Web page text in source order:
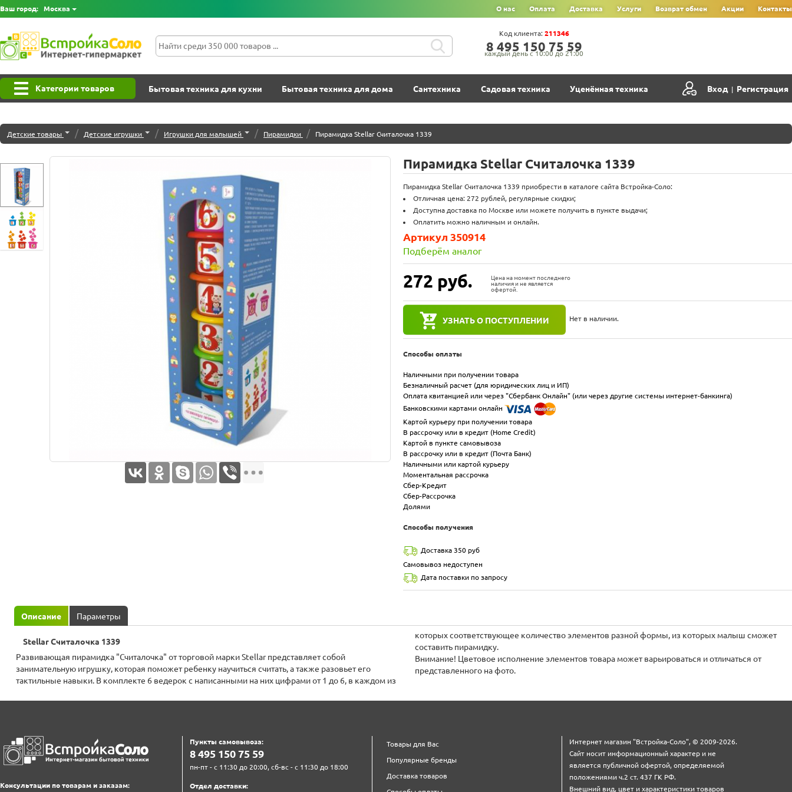
Ваш город: Москва О нас Оплата Доставка Услуги Возврат обмен Акции Контакты
8‍ 4‍9‍5‍ 1‍5‍0‍ 7‍5‍ 5‍9‍
каждый день с 10:00 до 21:00
Код клиента: 211346
Категории товаров Бытовая техника для кухни Бытовая техника для дома Сантехника Садовая техника Уценённая техника Вход | Регистрация
Детские товары / Детские игрушки / Игрушки для малышей / Пирамидки / Пирамидка Stellar Считалочка 1339
Пирамидка Stellar Считалочка 1339
Пирамидка Stellar Считалочка 1339 приобрести в каталоге сайта Встройка-Соло:
Отличная цена: 272 рублей, регулярные скидки;
Доступна доставка по Москве или можете получить в пункте выдачи;
Оплатить можно наличным и онлайн.
272 руб.
Цена на момент последнего
наличия и не является
офертой.
УЗНАТЬ О ПОСТУПЛЕНИИ Нет в наличии.
Артикул 350914
Подберём аналог
Способы оплаты
Наличными при получении товара
Безналичный расчет (для юридических лиц и ИП)
Оплата квитанцией или через "Сбербанк Онлайн" (или через другие системы интернет-банкинга)
Банковскими картами онлайн
Картой курьеру при получении товара
В рассрочку или в кредит (Home Credit)
Картой в пункте самовывоза
В рассрочку или в кредит (Почта Банк)
Наличными или картой курьеру
Моментальная рассрочка
Сбер-Кредит
Сбер-Рассрочка
Долями
Способы получения
Доставка 350 руб
Самовывоз недоступен
Дата поставки по запросу
Описание Параметры
Stellar Считалочка 1339
Развивающая пирамидка "Считалочка" от торговой марки Stellar представляет собой
занимательную игрушку, которая поможет ребенку научиться считать, а также разовьет его
тактильные навыки. В комплекте 6 ведерок с написанными на них цифрами от 1 до 6, в каждом из
которых соответствующее количество элементов разной формы, из которых малыш сможет
составить пирамидку.
Внимание! Цветовое исполнение элементов товара может варьироваться и отличаться от
представленного на фото.
Консультации по товарам и заказам:
Пункты самовывоза:
8‍ 4‍9‍5‍ 1‍5‍0‍ 7‍5‍ 5‍9‍
пн-пт - с 11:30 до 20:00, сб-вс - с 11:30 до 18:00
Отдел доставки:
Товары для Вас
Популярные бренды
Доставка товаров
Интернет магазин "Встройка-Соло", © 2009-2026.
Сайт носит информационный характер и не
является публичной офертой, определяемой
положениями ч.2 ст. 437 ГК РФ.
Внешний вид, цвет и характеристики товаров